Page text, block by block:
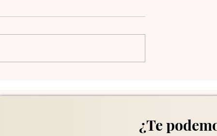
Comuna 13 en Medellín
¿Te